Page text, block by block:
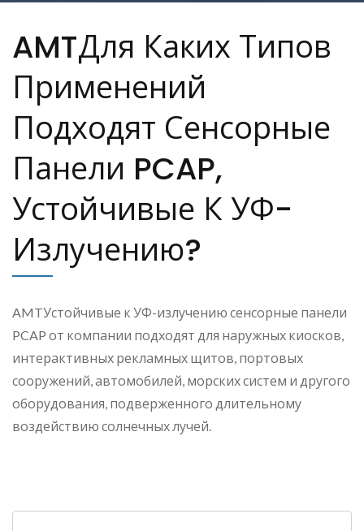
AMTДля Каких Типов
Применений
Подходят Сенсорные
Панели PCAP,
Устойчивые К УФ-
Излучению?
AMTУстойчивые к УФ-излучению сенсорные панели
PCAP от компании подходят для наружных киосков,
интерактивных рекламных щитов, портовых
сооружений, автомобилей, морских систем и другого
оборудования, подверженного длительному
воздействию солнечных лучей.